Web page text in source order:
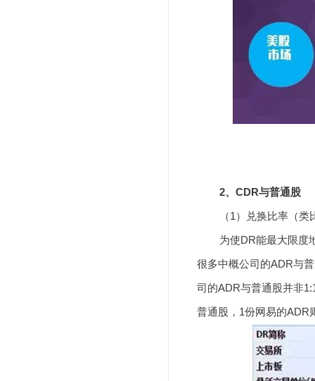
2、CDR与普通股
（1）兑换比率（类
为使DR能最大限度地
很多中概公司的ADR与
司的ADR与普通股并非
普通股，1份网易的ADR